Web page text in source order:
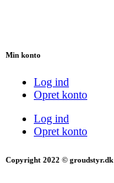
Min konto
Log ind
Opret konto
Log ind
Opret konto
Copyright 2022 © groudstyr.dk